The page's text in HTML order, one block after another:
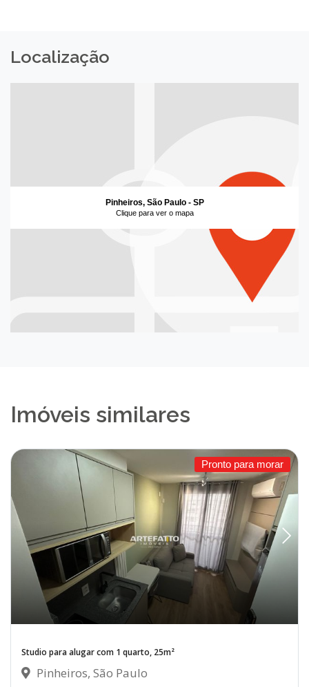
Localização
Pinheiros, São Paulo - SP
Clique para ver o mapa
Imóveis similares
Pronto para morar
Studio para alugar com 1 quarto, 25m²
Pinheiros, São Paulo